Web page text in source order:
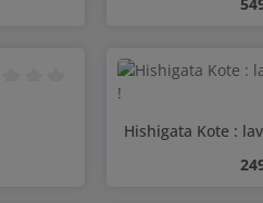
de 0 sur 5 étoiles
Hishigata Kote :